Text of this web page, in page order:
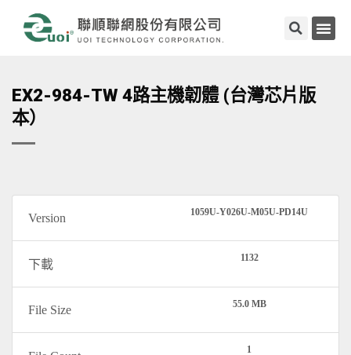
EX2-984-TW 4路主機韌體 (台灣芯片版
本）
Version 1059U-Y026U-M05U-PD14U
下載 1132
File Size 55.0 MB
1